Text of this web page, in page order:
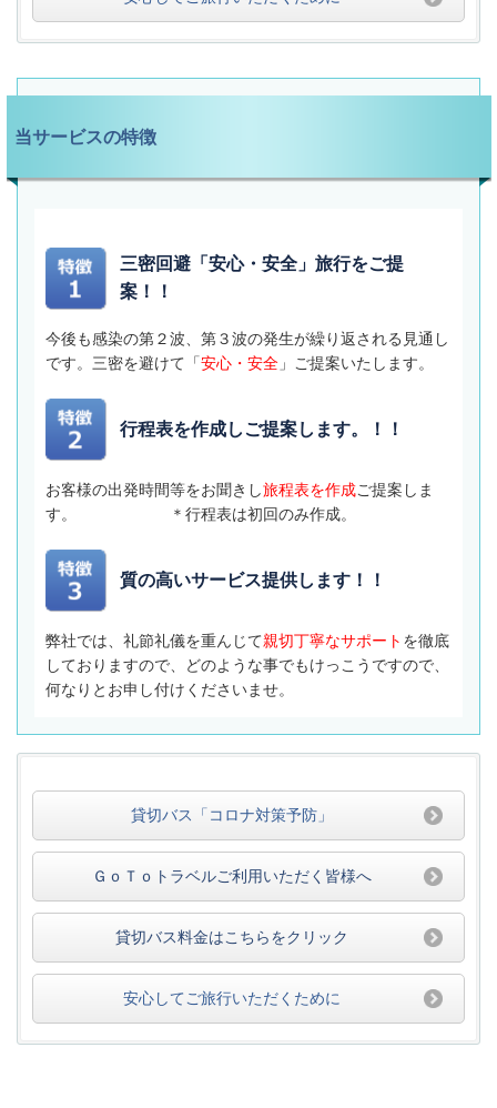
当サービスの特徴
三密回避「安心・安全」旅行をご提
案！！
今後も感染の第２波、第３波の発生が繰り返される見通し
です。三密を避けて「安心・安全 」ご提案いたします。
行程表を作成しご提案します。！！
お客様の出発時間等をお聞きし旅程表を作成ご提案しま
す。 ＊行程表は初回のみ作成。
質の高いサービス提供します！！
弊社では、礼節礼儀を重んじて親切丁寧なサポート を徹底
しておりますので、どのような事でもけっこうですので、
何なりとお申し付けくださいませ。
貸切バス「コロナ対策予防」
ＧｏＴｏトラベルご利用いただく皆様へ
貸切バス料金はこちらをクリック
安心してご旅行いただくために